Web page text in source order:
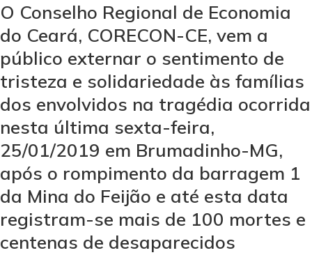
O Conselho Regional de Economia
do Ceará, CORECON-CE, vem a
público externar o sentimento de
tristeza e solidariedade às famílias
dos envolvidos na tragédia ocorrida
nesta última sexta-feira,
25/01/2019 em Brumadinho-MG,
após o rompimento da barragem 1
da Mina do Feijão e até esta data
registram-se mais de 100 mortes e
centenas de desaparecidos